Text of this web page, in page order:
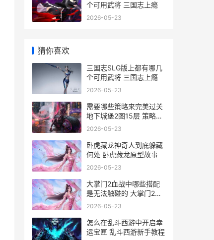
个可用武将 三国志上瘾
2026-05-23
猜你喜欢
三国志SLG版上都有哪几
个可用武将 三国志上瘾
2026-05-23
需要哪些策略来完美过关
地下城堡2图15层 策略的
要素
2026-05-23
卧虎藏龙神奇人到底躲藏
何处 卧虎藏龙原型故事
2026-05-23
大掌门2血战中哪些搭配
是无法触碰的 大掌门2阵
容站位
2026-05-23
怎么在乱斗西游中开启幸
运宝匣 乱斗西游新手教程